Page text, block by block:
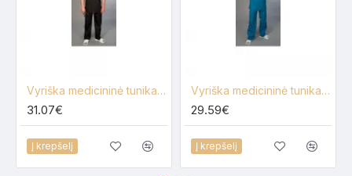
Vyriška medicininė tunika Lija PO-ST
31.07€
Į krepšelį
Vyriška medicininė tunika Lija VPZ-1
29.59€
Į krepšelį